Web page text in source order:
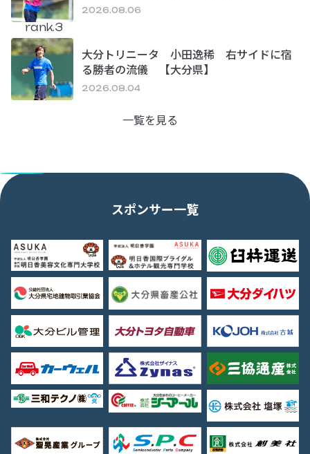
2026.08.06
rank.3
大分トリニータ 小田逸稀 右サイドに宿
る勝者の流儀 【大分県】
2026.08.04
一覧を見る
スポンサー一覧